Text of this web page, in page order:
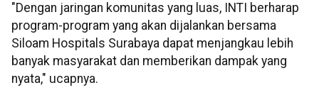
"Dengan jaringan komunitas yang luas, INTI berharap
program-program yang akan dijalankan bersama
Siloam Hospitals Surabaya dapat menjangkau lebih
banyak masyarakat dan memberikan dampak yang
nyata," ucapnya.